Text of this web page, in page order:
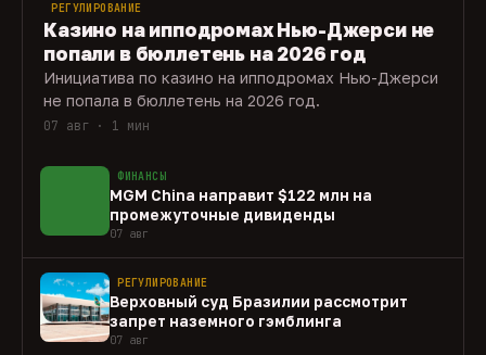
РЕГУЛИРОВАНИЕ
Казино на ипподромах Нью-Джерси не
попали в бюллетень на 2026 год
Инициатива по казино на ипподромах Нью-Джерси
не попала в бюллетень на 2026 год.
07 авг · 1 мин
ФИНАНСЫ
MGM China направит $122 млн на
промежуточные дивиденды
07 авг
РЕГУЛИРОВАНИЕ
Верховный суд Бразилии рассмотрит
запрет наземного гэмблинга
07 авг